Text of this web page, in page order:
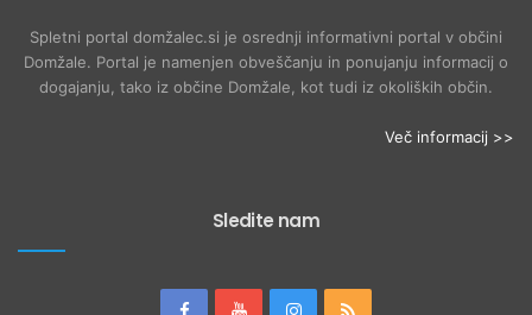
Spletni portal domžalec.si je osrednji informativni portal v občini
Domžale. Portal je namenjen obveščanju in ponujanju informacij o
dogajanju, tako iz občine Domžale, kot tudi iz okoliških občin.
Več informacij >>
Sledite nam